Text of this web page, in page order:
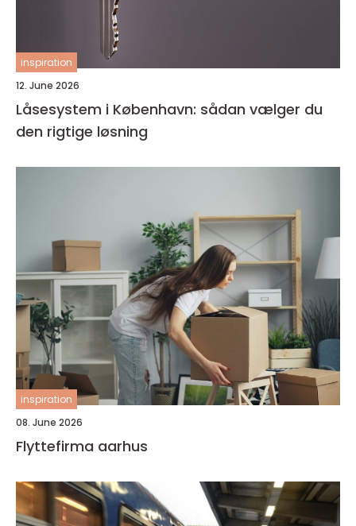
inspiration
12. June 2026
Låsesystem i København: sådan vælger du
den rigtige løsning
inspiration
08. June 2026
Flyttefirma aarhus